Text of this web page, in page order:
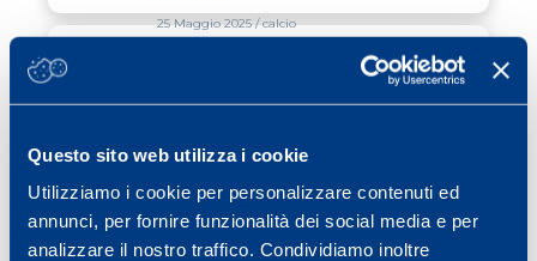
Questo sito web utilizza i cookie
Utilizziamo i cookie per personalizzare contenuti ed
annunci, per fornire funzionalità dei social media e per
analizzare il nostro traffico. Condividiamo inoltre
ANALISI DEI PERIODI PIU’ INTENSI DURANTE LE
25 Maggio 2025/ calcio
ANALISI DEI PERIODI PIU’ INTENSI
DURANTE LE PARTITE DI CALCIO
Leggi tutto
MAPEI FESTEGGIA LA STORICA 20° PARTENZA DI
MAPEI FESTEGGIA LA STORICA 20°
500 MIGLIA DI INDIANAPOLIS